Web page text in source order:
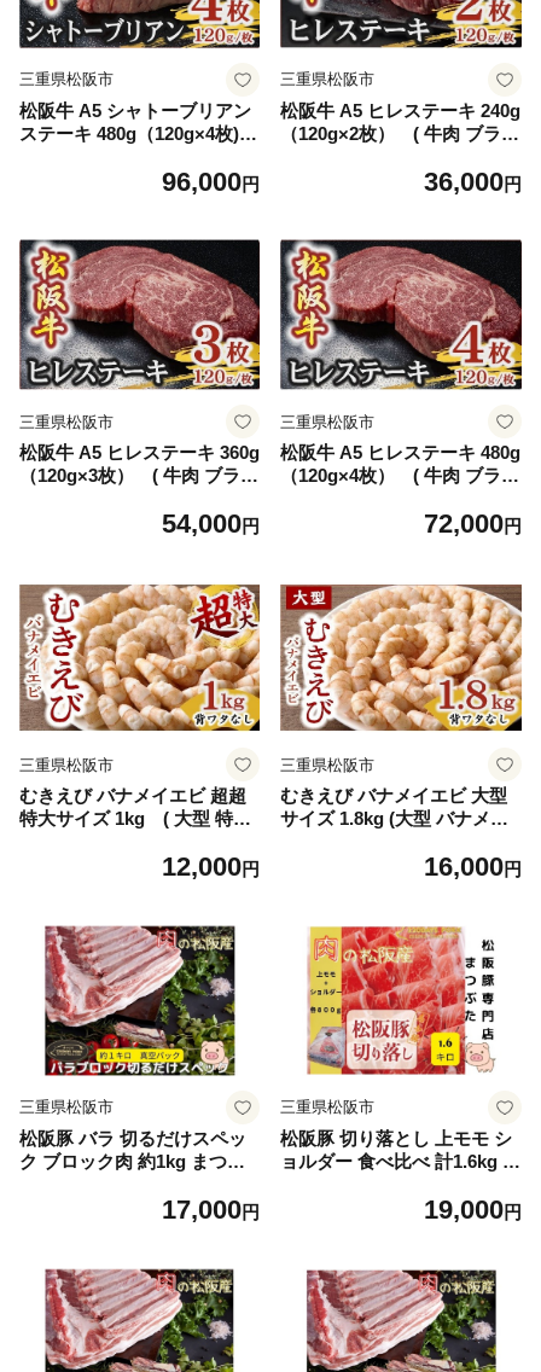
三重県松阪市
松阪牛 A5 シャトーブリアン
ステーキ 480g（120g×4枚) (
産牛 松阪牛 松坂牛 ステーキ
キ シャトーブリアン 松阪牛
ステーキ 冷凍 人気 おすすめ
ランキング 三重県 松阪市 松
阪牛 シャトーブリアン )【9.6
-1】
96,000円
三重県松阪市
松阪牛 A5 ヒレステーキ 240g
（120g×2枚） ( 牛肉 ブラン
松坂牛 ステーキ ヒレ ヒレス
すめ ランキング 三重県 松阪
市 松阪牛 ヒレ ステーキ フィ
レ フィレ肉) 【3.6-10】
36,000円
三重県松阪市
松阪牛 A5 ヒレステーキ 360g
（120g×3枚） ( 牛肉 ブラン
松坂牛 ステーキ ヒレ ヒレス
すめ ランキング 三重県 松阪
市 松阪牛 ヒレ ステーキ フィ
レ フィレ肉)【5.4-7】
54,000円
三重県松阪市
松阪牛 A5 ヒレステーキ 480g
（120g×4枚） ( 牛肉 ブラン
松坂牛 ステーキ ヒレ ヒレス
すめ ランキング 三重県 松阪
市 松阪牛 ヒレ ステーキ フィ
レ フィレ肉)【7.2-5】
72,000円
三重県松阪市
むきえび バナメイエビ 超超
特大サイズ 1kg ( 大型 特大
なし バラ凍結 剥きえび むき
エビ 海老 人気 えび むきえび
ムキエビ おかず 簡単 人気)
【1.2-29】
12,000円
三重県松阪市
むきえび バナメイエビ 大型
サイズ 1.8kg (大型 バナメイ
きえび むき海老 魚介 海鮮 海
むきえび ムキエビ おかず 簡
単 人気)【1.6-44】
16,000円
三重県松阪市
松阪豚 バラ 切るだけスペッ
ク ブロック肉 約1kg まつぶ
ランド 回鍋肉 カレー 角煮 焼
送料無料【1.7-28】
17,000円
三重県松阪市
松阪豚 切り落とし 上モモ シ
ョルダー 食べ比べ 計1.6kg ま
肉 ブランド 鍋 鉄板焼 カレー
送料無料【1.9-8】
19,000円